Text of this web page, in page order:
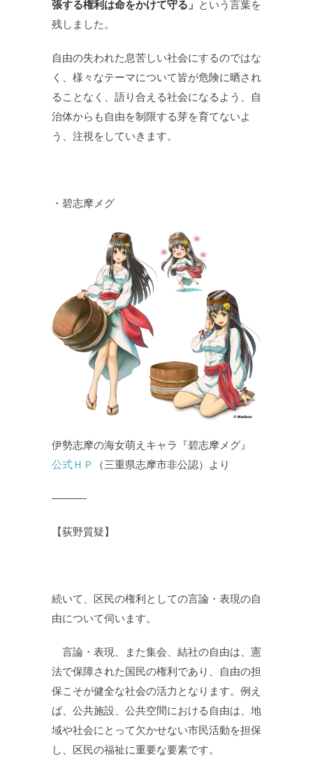
張する権利は命をかけて守る」 という言葉を
残しました。
自由の失われた息苦しい社会にするのではな
く、様々なテーマについて皆が危険に晒され
ることなく、語り合える社会になるよう、自
治体からも自由を制限する芽を育てないよ
う、注視をしていきます。
・碧志摩メグ
伊勢志摩の海女萌えキャラ『碧志摩メグ』
公式ＨＰ
（三重県志摩市非公認）より
———-
【荻野質疑】
続いて、区民の権利としての言論・表現の自
由について伺います。
言論・表現、また集会、結社の自由は、憲
法で保障された国民の権利であり、自由の担
保こそが健全な社会の活力となります。例え
ば、公共施設、公共空間における自由は、地
域や社会にとって欠かせない市民活動を担保
し、区民の福祉に重要な要素です。